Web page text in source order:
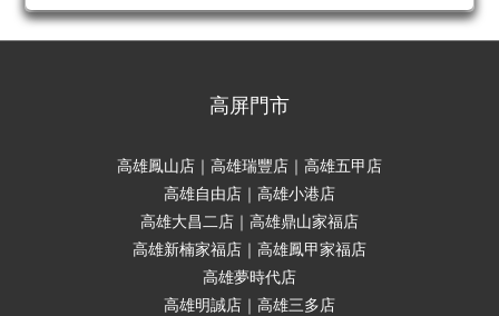
高屏門市
高雄鳳山店｜高雄瑞豐店｜高雄五甲店
高雄自由店｜高雄小港店
高雄大昌二店｜高雄鼎山家福店
高雄新楠家福店｜高雄鳳甲家福店
高雄夢時代店
高雄明誠店｜高雄三多店